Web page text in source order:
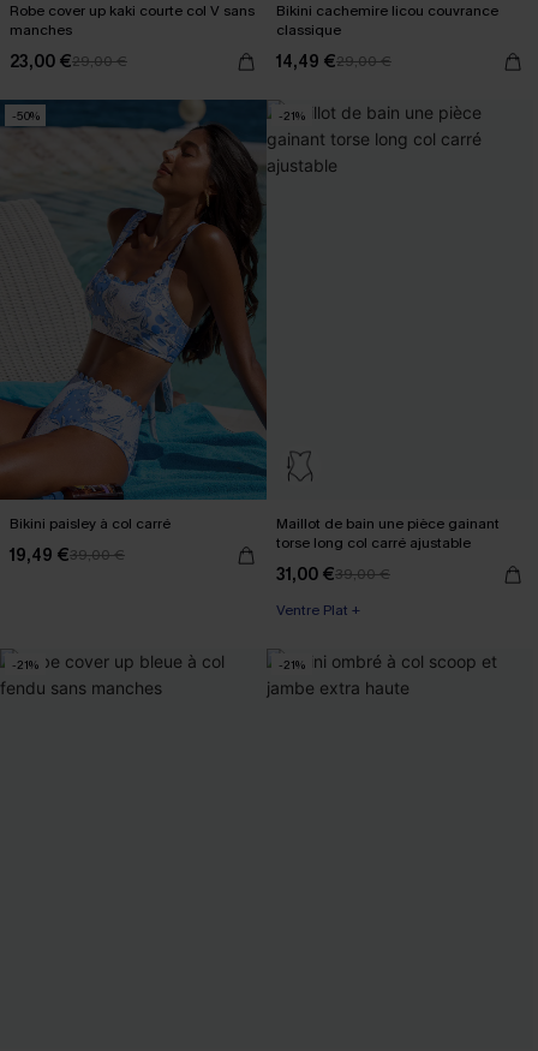
Robe cover up kaki courte col V sans
manches
23,00 €29,00 €
Bikini cachemire licou couvrance
classique
14,49 €29,00 €
-50%
Bikini paisley à col carré
19,49 €39,00 €
-21%
Maillot de bain une pièce gainant
torse long col carré ajustable
31,00 €39,00 €
Ventre Plat +
-21% -21%